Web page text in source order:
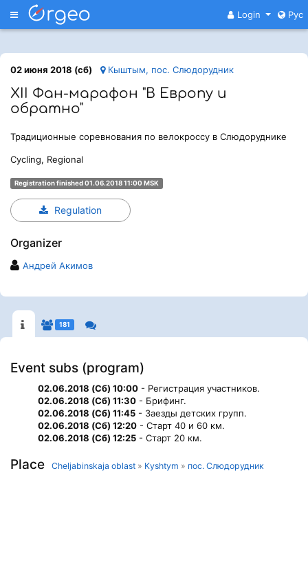
Меню Login Рус
02 июня 2018 (сб) Кыштым, пос. Слюдорудник
XII Фан-марафон "В Европу и
обратно"
Традиционные соревнования по велокроссу в Слюдоруднике
Cycling, Regional
Registration finished 01.06.2018 11:00 MSK
Regulation
Organizer
Андрей Акимов
181
Event subs (program)
02.06.2018 (Сб) 10:00 - Регистрация участников.
02.06.2018 (Сб) 11:30 - Брифинг.
02.06.2018 (Сб) 11:45 - Заезды детских групп.
02.06.2018 (Сб) 12:20 - Старт 40 и 60 км.
02.06.2018 (Сб) 12:25 - Старт 20 км.
Place Cheljabinskaja oblast » Kyshtym » пос. Слюдорудник